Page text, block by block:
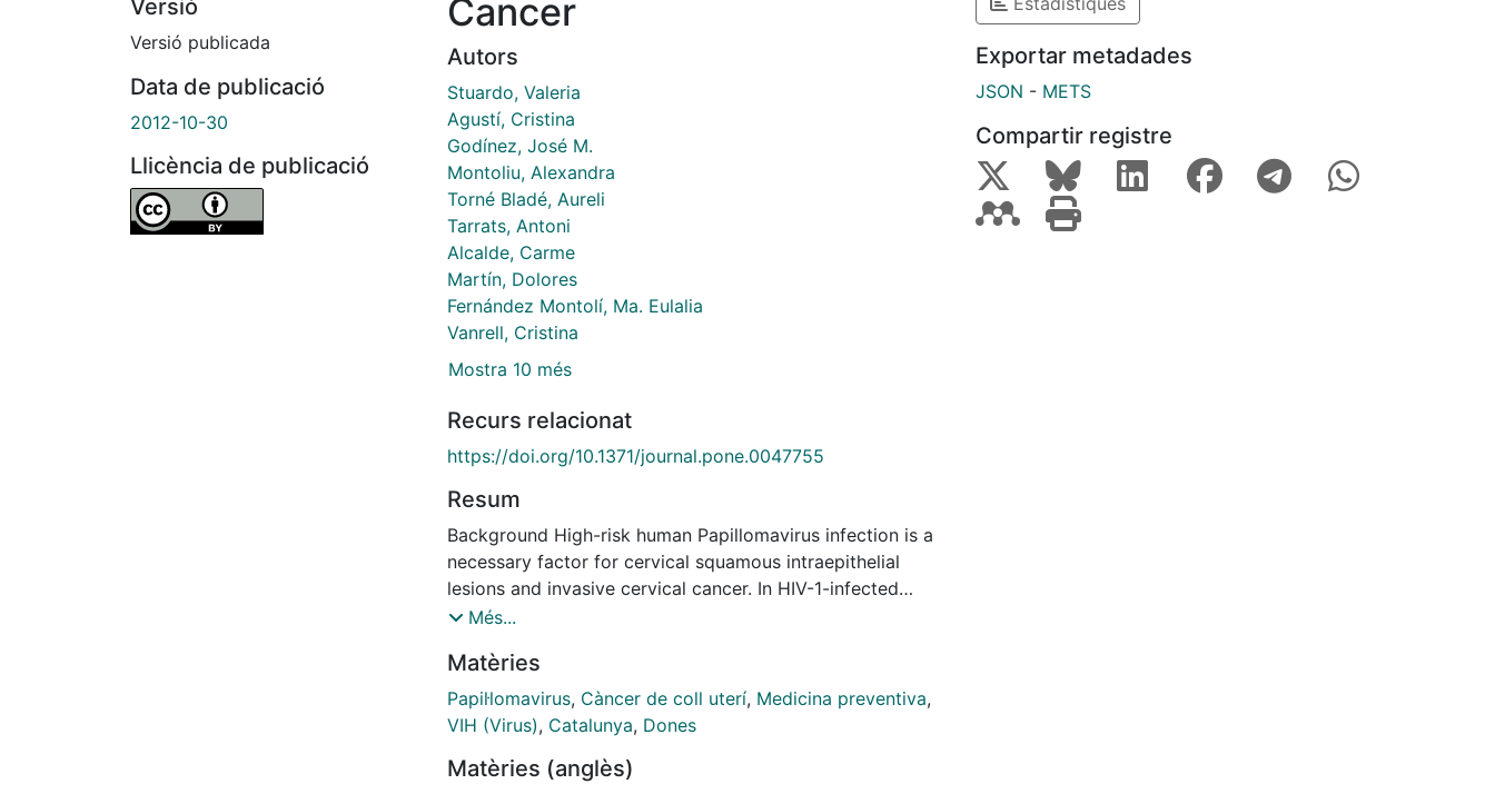
Versió
Versió publicada
Data de publicació
2012-10-30
Llicència de publicació
Cancer
Autors
Stuardo, Valeria
Agustí, Cristina
Godínez, José M.
Montoliu, Alexandra
Torné Bladé, Aureli
Tarrats, Antoni
Alcalde, Carme
Martín, Dolores
Fernández Montolí, Ma. Eulalia
Vanrell, Cristina
Mostra 10 més
Recurs relacionat
https://doi.org/10.1371/journal.pone.0047755
Resum
Background High-risk human Papillomavirus infection is a
necessary factor for cervical squamous intraepithelial
lesions and invasive cervical cancer. In HIV-1-infected
women, HPV infection is more prevalent and a higher risk
calculate the prevalence of infection by HR-HPV,
determine the factors associated with this infection and
abnormal cytology findings and to describe the history of
Methods We enrolled 479 HIV-1-infected women from the
Més...
Matèries
Papil·lomavirus, Càncer de coll uterí, Medicina preventiva,
VIH (Virus), Catalunya, Dones
Matèries (anglès)
Exportar metadades
JSON - METS
Compartir registre